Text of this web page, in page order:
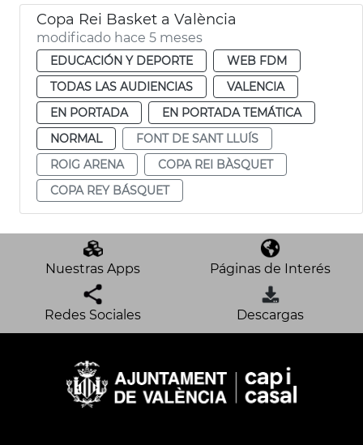
Copa Rei Basket a València
modificado hace 5 meses
EDUCACIÓN Y DEPORTE
WEB FDM
TODAS LAS AUDIENCIAS
VALENCIA
EN PORTADA
EN PORTADA TEMÁTICA
NORMAL
FONT DE SANT LLUÍS
ROIG ARENA
COPA REI BÀSQUET
COPA REY BÁSQUET
Nuestras Apps Páginas de Interés
Redes Sociales Descargas